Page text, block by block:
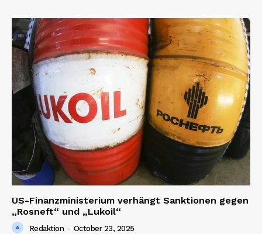
Contact us
US-Finanzministerium verhängt Sanktionen gegen
„Rosneft“ und „Lukoil“
Redaktion - October 23, 2025